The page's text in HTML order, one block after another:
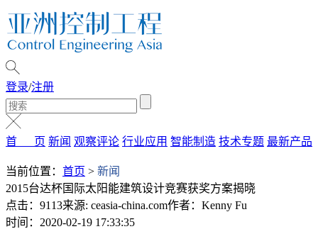
登录/注册
首 页 新闻 观察评论 行业应用 智能制造 技术专题 最新产品
当前位置： 首页 > 新闻
2015台达杯国际太阳能建筑设计竞赛获奖方案揭晓
点击：9113来源: ceasia-china.com作者：Kenny Fu
时间：2020-02-19 17:33:35